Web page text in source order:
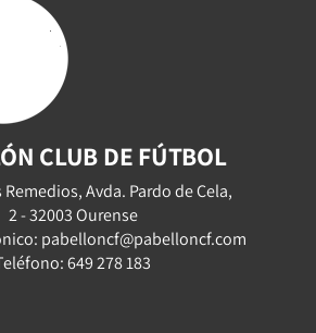
CLUB DE FÚTBOL
Avda. Pardo de Cela,
2 - 32003 Ourense
pabelloncf@pabelloncf.com
649 278 183